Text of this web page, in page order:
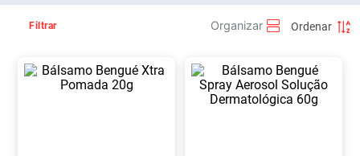
Filtrar
3º
5º Fralda G